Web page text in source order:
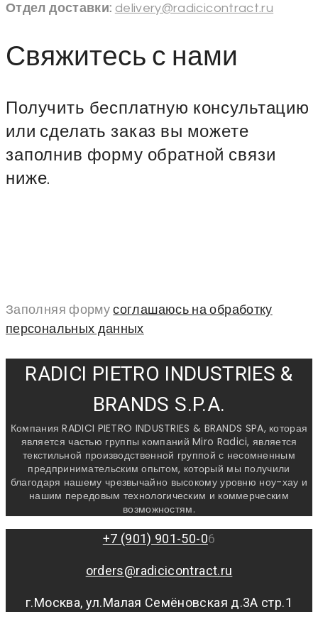
Отдел доставки: delivery@radicicontract.ru
Свяжитесь с нами
Получить бесплатную консультацию
или сделать заказ вы можете
заполнив форму обратной связи
ниже.
Заполняя формусоглашаюсь на обработку
персональных данных
RADICI PIETRO INDUSTRIES &
BRANDS S.P.A.
Компания RADICI PIETRO INDUSTRIES & BRANDS SPA, которая
является частью группы компаний Miro Radici, является
текстильной производственной группой с несомненным
предпринимательским опытом, который мы получили
благодаря нашему чрезвычайно высокому уровню ноу-хау и
нашим передовым технологическим и коммерческим
возможностям.
+7 (901) 901-50-06
orders@radicicontract.ru
г.Москва, ул.Малая Семёновская д.3А стр.1